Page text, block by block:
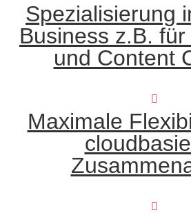
Spezialisierung
Business z.B.
und Content
Maximale